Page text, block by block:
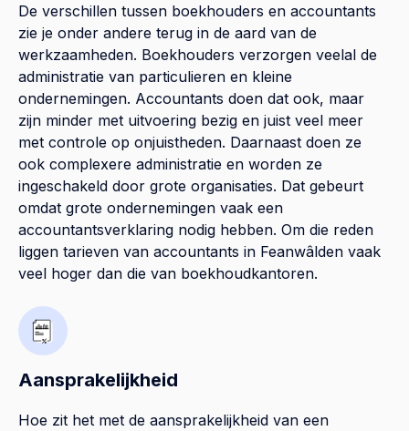
De verschillen tussen boekhouders en accountants
zie je onder andere terug in de aard van de
werkzaamheden. Boekhouders verzorgen veelal de
administratie van particulieren en kleine
ondernemingen. Accountants doen dat ook, maar
zijn minder met uitvoering bezig en juist veel meer
met controle op onjuistheden. Daarnaast doen ze
ook complexere administratie en worden ze
ingeschakeld door grote organisaties. Dat gebeurt
omdat grote ondernemingen vaak een
accountantsverklaring nodig hebben. Om die reden
liggen tarieven van accountants in Feanwâlden vaak
veel hoger dan die van boekhoudkantoren.
Aansprakelijkheid
Hoe zit het met de aansprakelijkheid van een